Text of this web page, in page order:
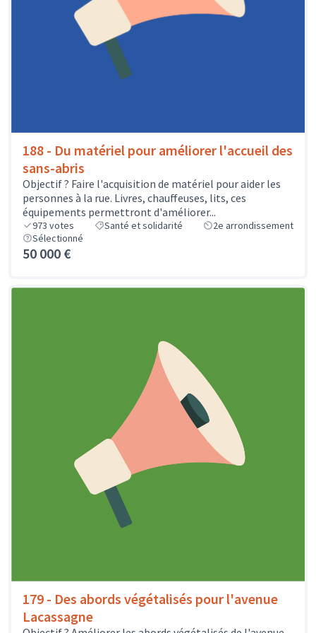
188 - Du matériel pour améliorer l'accueil des
sans-abris
Objectif ? Faire l'acquisition de matériel pour aider les
personnes à la rue. Livres, chauffeuses, lits, ces
équipements permettront d'améliorer...
973 votes Santé et solidarité
2e arrondissement
Sélectionné
50 000 €
179 - Des abords végétalisés pour l'avenue
Lacassagne